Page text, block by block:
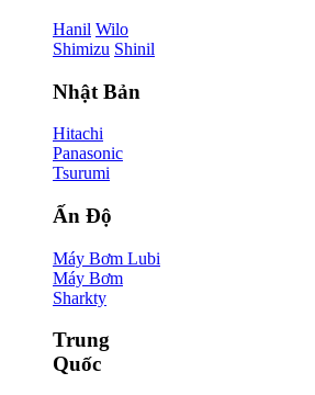
Hanil Wilo
Shimizu Shinil
Nhật Bản
Hitachi
Panasonic
Tsurumi
Ấn Độ
Máy Bơm Lubi
Máy Bơm
Sharkty
Trung
Quốc